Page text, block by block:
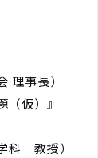
理事長）
仮）』
科 教授）